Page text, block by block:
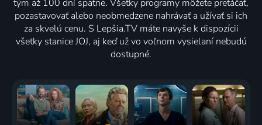
tým až 100 dní spätne. Všetky programy môžete pretáčať,
pozastavovať alebo neobmedzene nahrávať a užívať si ich
za skvelú cenu. S Lepšia.TV máte navyše k dispozícii
všetky stanice JOJ, aj keď už vo voľnom vysielaní nebudú
dostupné.